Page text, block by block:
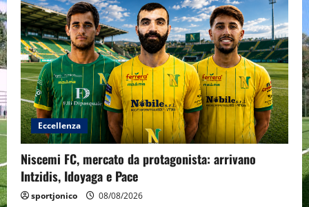
Eccellenza
Niscemi FC, mercato da protagonista: arrivano
Intzidis, Idoyaga e Pace
sportjonico 08/08/2026